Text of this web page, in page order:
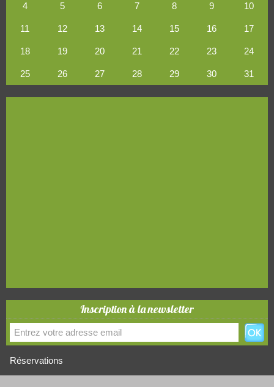
4 5 6 7 8 9 10
11 12 13 14 15 16 17
18 19 20 21 22 23 24
25 26 27 28 29 30 31
Inscription à la newsletter
Réservations